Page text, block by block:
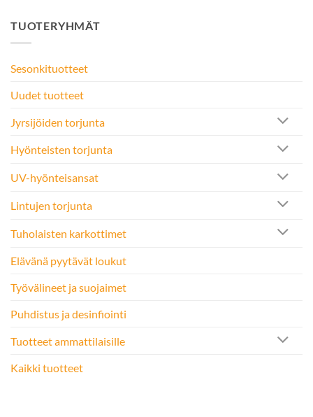
TUOTERYHMÄT
Sesonkituotteet
Uudet tuotteet
Jyrsijöiden torjunta
Hyönteisten torjunta
UV-hyönteisansat
Lintujen torjunta
Tuholaisten karkottimet
Elävänä pyytävät loukut
Työvälineet ja suojaimet
Puhdistus ja desinfiointi
Tuotteet ammattilaisille
Kaikki tuotteet